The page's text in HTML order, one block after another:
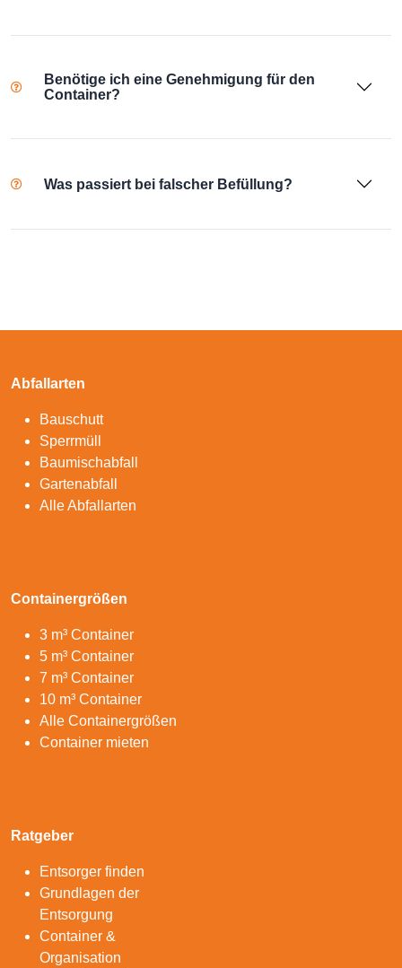
Benötige ich eine Genehmigung für den
Container?
Was passiert bei falscher Befüllung?
Abfallarten
Bauschutt
Sperrmüll
Baumischabfall
Gartenabfall
Alle Abfallarten
Containergrößen
3 m³ Container
5 m³ Container
7 m³ Container
10 m³ Container
Alle Containergrößen
Container mieten
Ratgeber
Entsorger finden
Grundlagen der
Entsorgung
Container &
Organisation